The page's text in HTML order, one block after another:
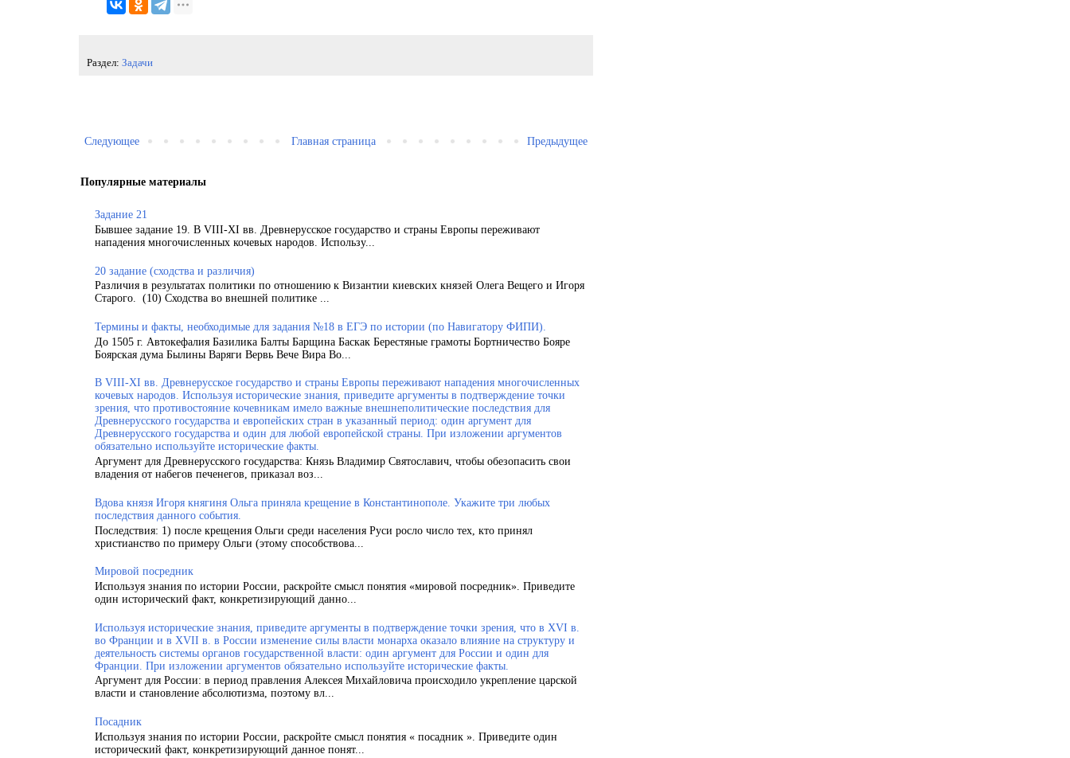
Раздел: Задачи
Следующее Предыдущее
Главная страница
Популярные материалы
Задание 21
Бывшее задание 19. В VIII-XI вв. Древнерусское государство и страны Европы переживают
нападения многочисленных кочевых народов. Использу...
20 задание (сходства и различия)
Различия в результатах политики по отношению к Византии киевских князей Олега Вещего и Игоря
Старого. (10) Сходства во внешней политике ...
Термины и факты, необходимые для задания №18 в ЕГЭ по истории (по Навигатору ФИПИ).
До 1505 г. Автокефалия Базилика Балты Барщина Баскак Берестяные грамоты Бортничество Бояре
Боярская дума Былины Варяги Вервь Вече Вира Во...
В VIII-XI вв. Древнерусское государство и страны Европы переживают нападения многочисленных
кочевых народов. Используя исторические знания, приведите аргументы в подтверждение точки
зрения, что противостояние кочевникам имело важные внешнеполитические последствия для
Древнерусского государства и европейских стран в указанный период: один аргумент для
Древнерусского государства и один для любой европейской страны. При изложении аргументов
обязательно используйте исторические факты.
Аргумент для Древнерусского государства: Князь Владимир Святославич, чтобы обезопасить свои
владения от набегов печенегов, приказал воз...
Вдова князя Игоря княгиня Ольга приняла крещение в Константинополе. Укажите три любых
последствия данного события.
Последствия: 1) после крещения Ольги среди населения Руси росло число тех, кто принял
христианство по примеру Ольги (этому способствова...
Мировой посредник
Используя знания по истории России, раскройте смысл понятия «мировой посредник». Приведите
один исторический факт, конкретизирующий данно...
Используя исторические знания, приведите аргументы в подтверждение точки зрения, что в XVI в.
во Франции и в XVII в. в России изменение силы власти монарха оказало влияние на структуру и
деятельность системы органов государственной власти: один аргумент для России и один для
Франции. При изложении аргументов обязательно используйте исторические факты.
Аргумент для России: в период правления Алексея Михайловича происходило укрепление царской
власти и становление абсолютизма, поэтому вл...
Посадник
Используя знания по истории России, раскройте смысл понятия « посадник ». Приведите один
исторический факт, конкретизирующий данное понят...